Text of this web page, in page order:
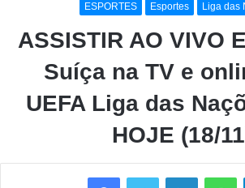
ESPORTES Esportes Liga das
ASSISTIR AO VIVO
Suíça na TV e
UEFA Liga das
HOJE (18/
FacebookTwitter Linkedin